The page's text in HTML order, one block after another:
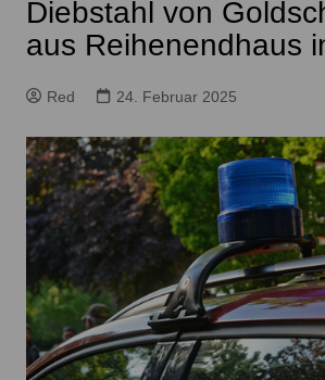
Diebstahl von
aus Reihenendhaus
Red 24. Februar 2025